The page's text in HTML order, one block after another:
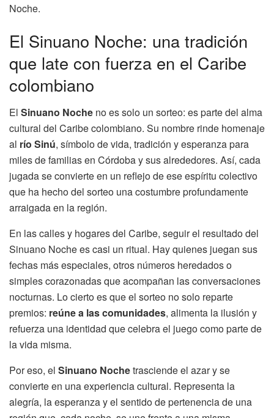
Noche.
El Sinuano Noche: una tradición
que late con fuerza en el Caribe
colombiano
El Sinuano Noche no es solo un sorteo: es parte del alma
cultural del Caribe colombiano. Su nombre rinde homenaje
al río Sinú, símbolo de vida, tradición y esperanza para
miles de familias en Córdoba y sus alrededores. Así, cada
jugada se convierte en un reflejo de ese espíritu colectivo
que ha hecho del sorteo una costumbre profundamente
arraigada en la región.
En las calles y hogares del Caribe, seguir el resultado del
Sinuano Noche es casi un ritual. Hay quienes juegan sus
fechas más especiales, otros números heredados o
simples corazonadas que acompañan las conversaciones
nocturnas. Lo cierto es que el sorteo no solo reparte
premios: reúne a las comunidades, alimenta la ilusión y
refuerza una identidad que celebra el juego como parte de
la vida misma.
Por eso, el Sinuano Nochetrasciende el azar y se
convierte en una experiencia cultural. Representa la
alegría, la esperanza y el sentido de pertenencia de una